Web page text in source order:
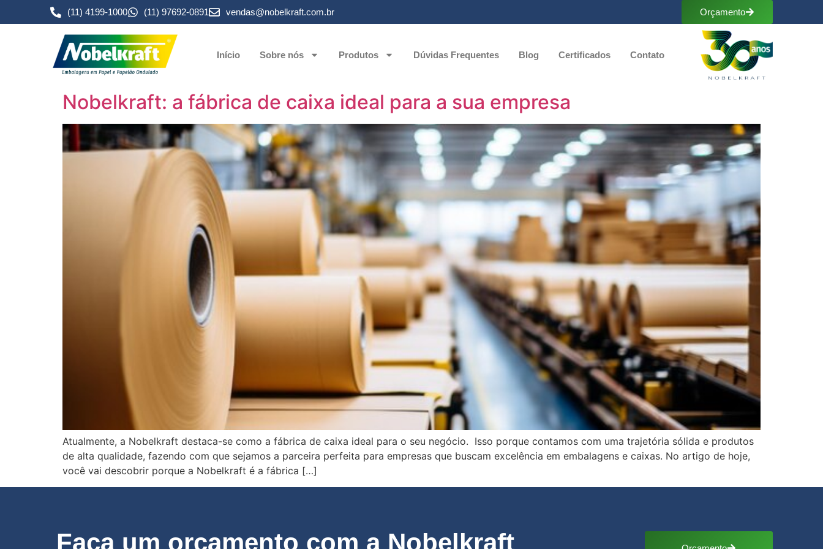
(11) 4199-1000 (11) 97692-0891 vendas@nobelkraft.com.br Orçamento
Início Sobre nós Produtos Dúvidas Frequentes Blog Certificados Contato
Nobelkraft: a fábrica de caixa ideal para a sua empresa
Atualmente, a Nobelkraft destaca-se como a fábrica de caixa ideal para o seu negócio. Isso porque contamos com uma trajetória sólida e produtos
de alta qualidade, fazendo com que sejamos a parceira perfeita para empresas que buscam excelência em embalagens e caixas. No artigo de hoje,
você vai descobrir porque a Nobelkraft é a fábrica […]
Faça um orçamento com a Nobelkraft